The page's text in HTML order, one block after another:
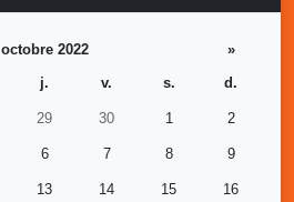
octobre 2022
»
j. v. s. d.
29 30 1 2
6 7 8 9
13 14 15 16